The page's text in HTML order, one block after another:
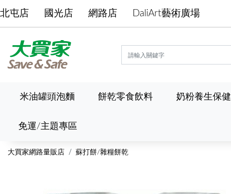
北屯店 國光店 網路店 DaliArt藝術廣場
米油罐頭泡麵 餅乾零食飲料 奶粉養生保健
免運/主題專區
大買家網路量販店 蘇打餅/雜糧餅乾